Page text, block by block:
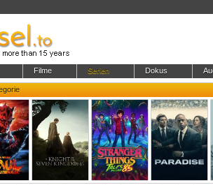
Filme Serien Dokus